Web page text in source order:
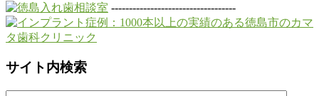
-----------------------------------
サイト内検索